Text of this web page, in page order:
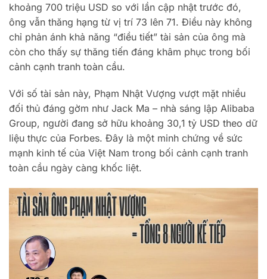
khoảng 700 triệu USD so với lần cập nhật trước đó,
ông vẫn thăng hạng từ vị trí 73 lên 71. Điều này không
chỉ phản ánh khả năng “điều tiết” tài sản của ông mà
còn cho thấy sự thăng tiến đáng khâm phục trong bối
cảnh cạnh tranh toàn cầu.
Với số tài sản này, Phạm Nhật Vượng vượt mặt nhiều
đối thủ đáng gờm như Jack Ma – nhà sáng lập Alibaba
Group, người đang sở hữu khoảng 30,1 tỷ USD theo dữ
liệu thực của Forbes. Đây là một minh chứng về sức
mạnh kinh tế của Việt Nam trong bối cảnh cạnh tranh
toàn cầu ngày càng khốc liệt.